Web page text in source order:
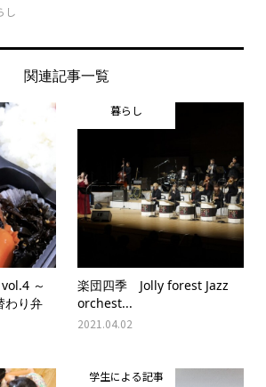
し
関連記事一覧
～
わり弁
暮らし
楽団四季 Jolly forest Jazz
orchest...
2021.04.02
学生による記事